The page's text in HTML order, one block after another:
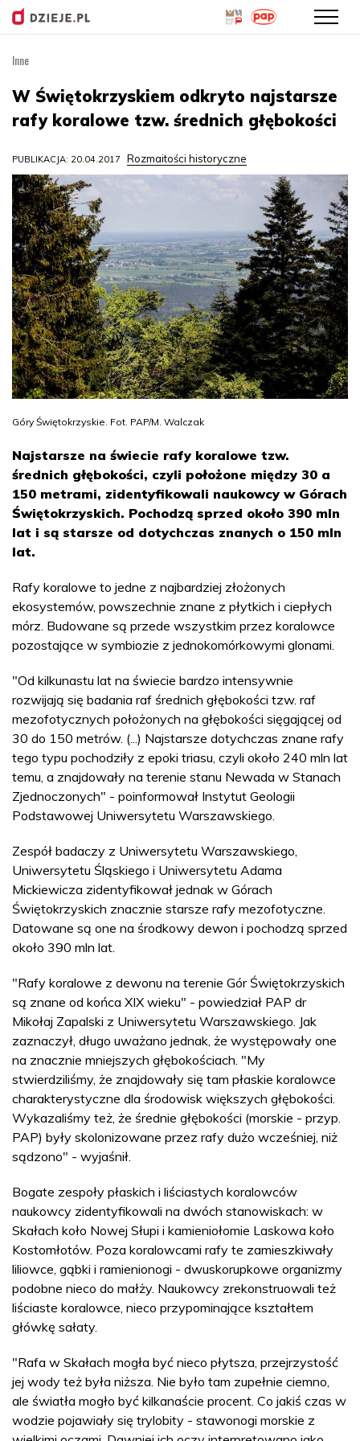
treści
Inne
W Świętokrzyskiem odkryto najstarsze
rafy koralowe tzw. średnich głębokości
PUBLIKACJA: 20.04.2017 Rozmaitości historyczne
Góry Świętokrzyskie. Fot. PAP/M. Walczak
Najstarsze na świecie rafy koralowe tzw.
średnich głębokości, czyli położone między 30 a
150 metrami, zidentyfikowali naukowcy w Górach
Świętokrzyskich. Pochodzą sprzed około 390 mln
lat i są starsze od dotychczas znanych o 150 mln
lat.
Rafy koralowe to jedne z najbardziej złożonych
ekosystemów, powszechnie znane z płytkich i ciepłych
mórz. Budowane są przede wszystkim przez koralowce
pozostające w symbiozie z jednokomórkowymi glonami.
"Od kilkunastu lat na świecie bardzo intensywnie
rozwijają się badania raf średnich głębokości tzw. raf
mezofotycznych położonych na głębokości sięgającej od
30 do 150 metrów. (...) Najstarsze dotychczas znane rafy
tego typu pochodziły z epoki triasu, czyli około 240 mln lat
temu, a znajdowały na terenie stanu Newada w Stanach
Zjednoczonych" - poinformował Instytut Geologii
Podstawowej Uniwersytetu Warszawskiego.
Zespół badaczy z Uniwersytetu Warszawskiego,
Uniwersytetu Śląskiego i Uniwersytetu Adama
Mickiewicza zidentyfikował jednak w Górach
Świętokrzyskich znacznie starsze rafy mezofotyczne.
Datowane są one na środkowy dewon i pochodzą sprzed
około 390 mln lat.
"Rafy koralowe z dewonu na terenie Gór Świętokrzyskich
są znane od końca XIX wieku" - powiedział PAP dr
Mikołaj Zapalski z Uniwersytetu Warszawskiego. Jak
zaznaczył, długo uważano jednak, że występowały one
na znacznie mniejszych głębokościach. "My
stwierdziliśmy, że znajdowały się tam płaskie koralowce
charakterystyczne dla środowisk większych głębokości.
Wykazaliśmy też, że średnie głębokości (morskie - przyp.
PAP) były skolonizowane przez rafy dużo wcześniej, niż
sądzono" - wyjaśnił.
Bogate zespoły płaskich i liściastych koralowców
naukowcy zidentyfikowali na dwóch stanowiskach: w
Skałach koło Nowej Słupi i kamieniołomie Laskowa koło
Kostomłotów. Poza koralowcami rafy te zamieszkiwały
liliowce, gąbki i ramienionogi - dwuskorupkowe organizmy
podobne nieco do małży. Naukowcy zrekonstruowali też
liściaste koralowce, nieco przypominające kształtem
główkę sałaty.
"Rafa w Skałach mogła być nieco płytsza, przejrzystość
jej wody też była niższa. Nie było tam zupełnie ciemno,
ale światła mogło być kilkanaście procent. Co jakiś czas w
wodzie pojawiały się trylobity - stawonogi morskie z